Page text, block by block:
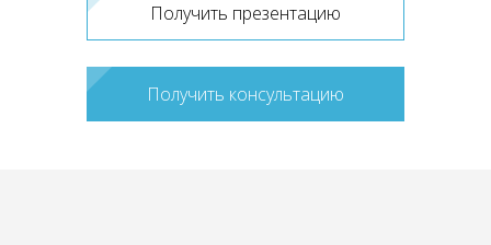
Получить презентацию
Получить консультацию